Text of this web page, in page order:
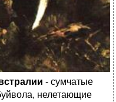
- сумчатые
нелетающие